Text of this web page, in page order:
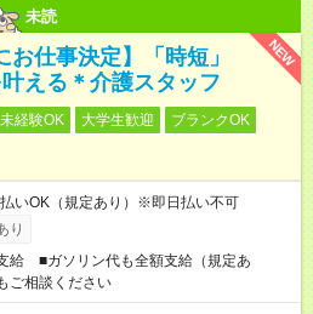
未読
NEW
仕事決定】「時短」
える＊介護スタッフ
経験OK 大学生歓迎
ブランクOK
いOK（規定あり）※即日払い不可
り
給 ■ガソリン代も全額支給（規定あ
ご相談ください